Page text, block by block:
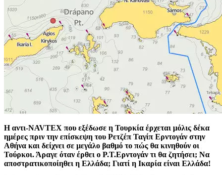
Η αντι-NAVTEX που εξέδωσε η Τουρκία έρχεται μόλις δέκα
ημέρες πριν την επίσκεψη του Ρετζέπ Ταγίπ Ερντογάν στην
Αθήνα και δείχνει σε μεγάλο βαθμό το πώς θα κινηθούν οι
Τούρκοι. Άραγε όταν έρθει ο Ρ.Τ.Ερντογάν τι θα ζητήσει; Να
αποστρατικοποίηθει η Ελλάδα; Γιατί η Ικαρία είναι Ελλάδα!